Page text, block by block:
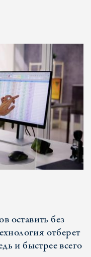
оставить без
отберет
и быстрее всего